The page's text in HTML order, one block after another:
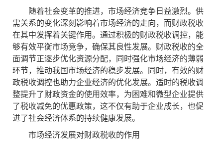
随着社会变革的推进，市场经济竞争日益激烈。供
需关系的变化深刻影响着市场经济的走向，而财政税收
在其中发挥着关键作用。通过积极的财政税收调控，能
够有效平衡市场竞争，确保其良性发展。财政税收的全
面调节正逐步优化资源分配，同时强化市场经济的薄弱
环节，推动我国市场经济的稳步发展。同时，有效的财
政税收调控也助力企业经济的优化发展。适时的税收调
整提升了财政资金的使用效率，为困难和微型企业提供
了税收减免的优惠政策，这不仅有助于企业成长，也促
进了社会经济体系的持续健康发展。
市场经济发展对财政税收的作用